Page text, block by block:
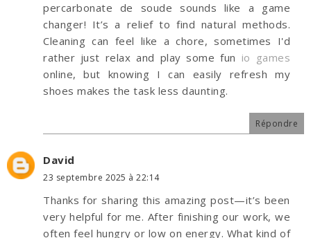
percarbonate de soude sounds like a game
changer! It’s a relief to find natural methods.
Cleaning can feel like a chore, sometimes I'd
rather just relax and play some fun io games
online, but knowing I can easily refresh my
shoes makes the task less daunting.
Répondre
David
23 septembre 2025 à 22:14
Thanks for sharing this amazing post—it’s been
very helpful for me. After finishing our work, we
often feel hungry or low on energy. What kind of